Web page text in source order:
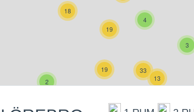
18
2
4
3
19
33
19
13